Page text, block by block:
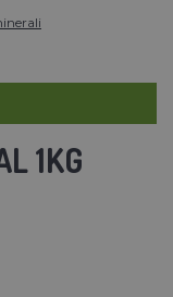
1KG